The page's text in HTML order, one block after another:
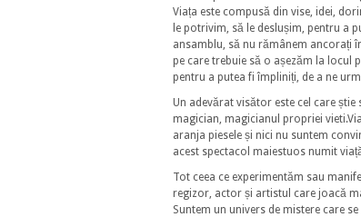
Viața este compusă din vise, idei,
le potrivim, să le deslușim, pentru a
ansamblu, să nu rămânem ancorați
pe care trebuie să o așezăm la locul
pentru a putea fi împliniți, de a ne
Un adevărat visător este cel care
magician, magicianul propriei
aranja piesele și nici nu suntem
acest spectacol maiestuos numit
Tot ceea ce experimentăm sau
regizor, actor și artistul care joacă
Suntem un univers de mistere care